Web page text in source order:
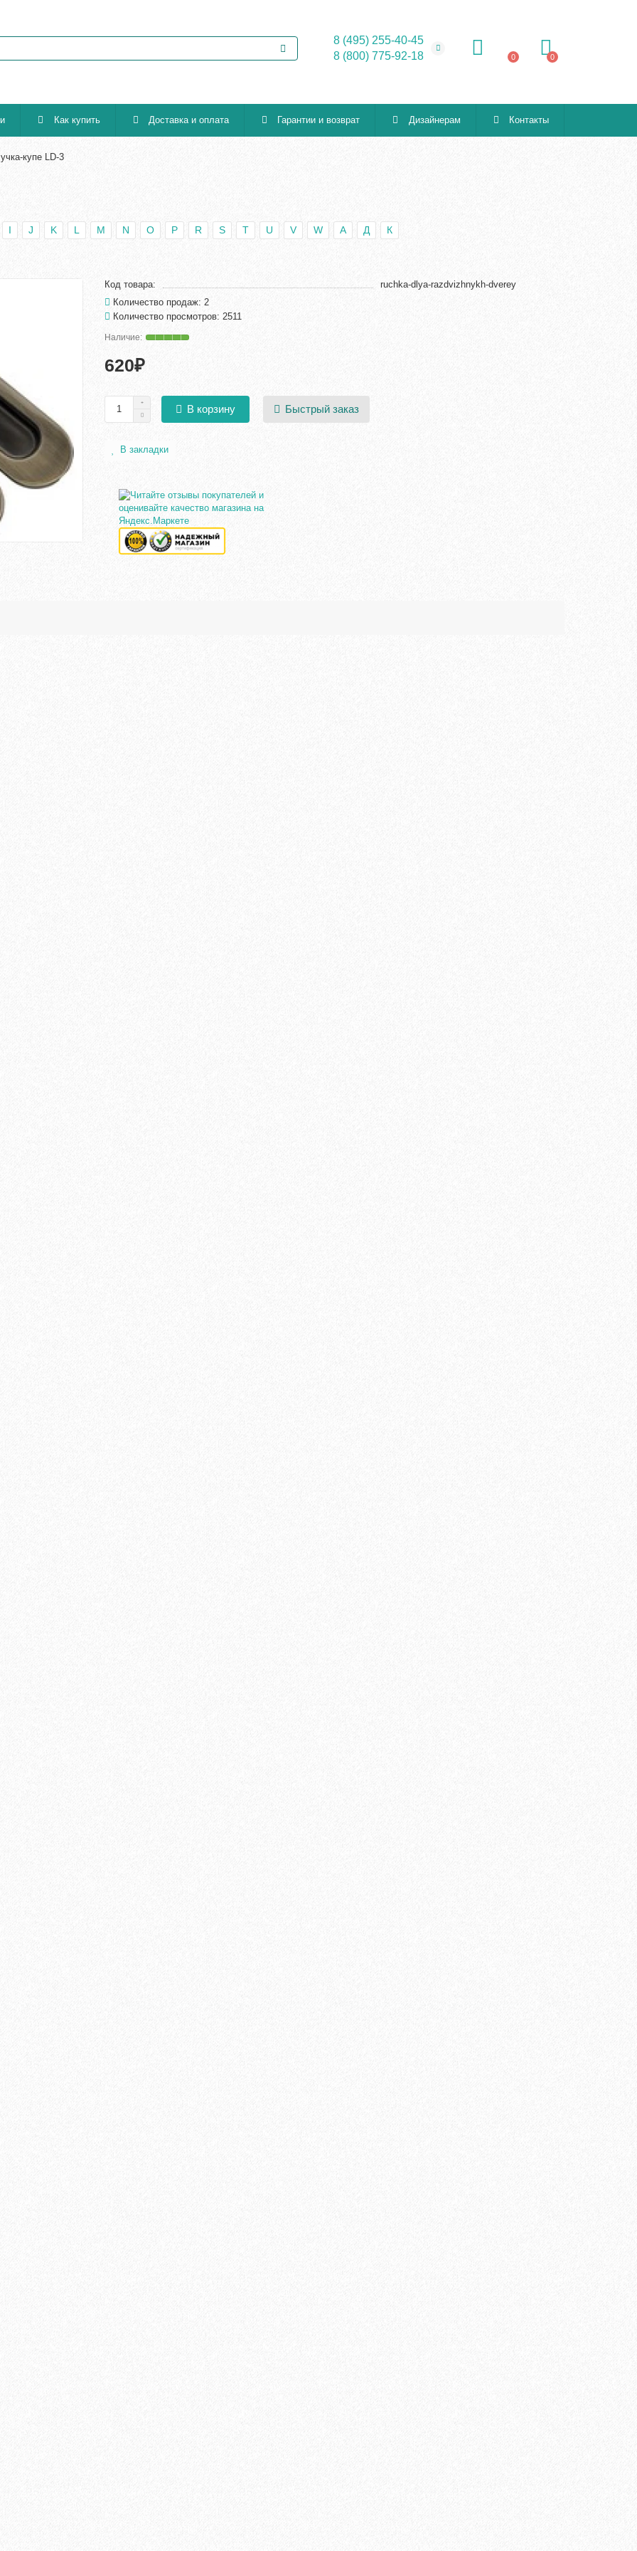
8 (495) 255-40-45
8 (800) 775-92-18
0 0
Как купить Доставка и оплата Гарантии и возврат Дизайнерам Контакты
купе LD-3
I J K L M N O P R S T U V W А Д К
Код товара:
ruchka-dlya-razdvizhnykh-dverey
Количество продаж: 2
Количество просмотров: 2511
620₽
В корзину Быстрый заказ
В закладки